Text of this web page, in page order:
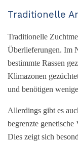
Traditionelle
Traditionelle
Überlieferungen. Im
bestimmte Rassen
Klimazonen
und benötigen
Allerdings gibt es
begrenzte
Dies zeigt sich